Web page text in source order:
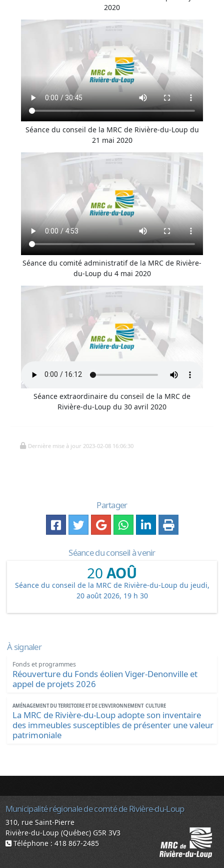
2020
Séance du conseil de la MRC de Rivière-du-Loup du
21 mai 2020
Séance du comité administratif de la MRC de Rivière-
du-Loup du 4 mai 2020
Séance extraordinaire du conseil de la MRC de
Rivière-du-Loup du 30 avril 2020
Dernière mise à jour 2023-02-08 16:06:30
Partager
Séance du conseil à venir
20 AOÛ
Séance du conseil de la MRC de Rivière-du-Loup du jeudi,
20 août 2026, 19 h 30
À signaler
Fonds et programmes
Réouverture du Fonds éolien Viger-Denonville et
appel de projets 2026
AMÉNAGEMENT DU TERRITOIRE ET DE L’ENVIRONNEMENT CULTURE
La MRC de Rivière-du-Loup adopte son inventaire
des immeubles susceptibles de présenter une valeur
patrimoniale
Municipalité régionale de comté de Rivière-du-Loup
310, rue Saint-Pierre
Rivière-du-Loup (Québec) G5R 3V3
Téléphone : 418 867-2485